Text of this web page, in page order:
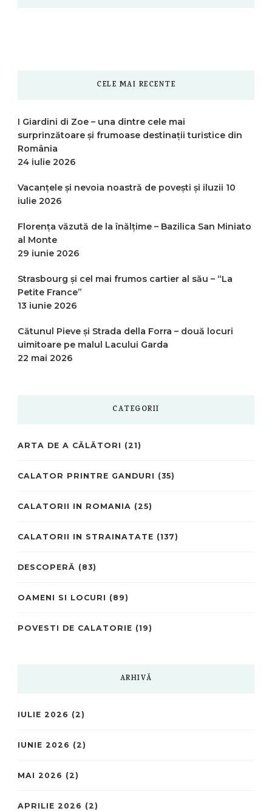
CELE MAI RECENTE
I Giardini di Zoe – una dintre cele mai
surprinzătoare și frumoase destinații turistice din
România
24 iulie 2026
Vacanțele și nevoia noastră de povești și iluzii 10
iulie 2026
Florența văzută de la înălțime – Bazilica San Miniato
al Monte
29 iunie 2026
Strasbourg și cel mai frumos cartier al său – “La
Petite France”
13 iunie 2026
Cătunul Pieve și Strada della Forra – două locuri
uimitoare pe malul Lacului Garda
22 mai 2026
CATEGORII
ARTA DE A CĂLĂTORI (21)
CALATOR PRINTRE GANDURI (35)
CALATORII IN ROMANIA (25)
CALATORII IN STRAINATATE (137)
DESCOPERĂ (83)
OAMENI SI LOCURI (89)
POVESTI DE CALATORIE (19)
ARHIVĂ
IULIE 2026 (2)
IUNIE 2026 (2)
MAI 2026 (2)
APRILIE 2026 (2)